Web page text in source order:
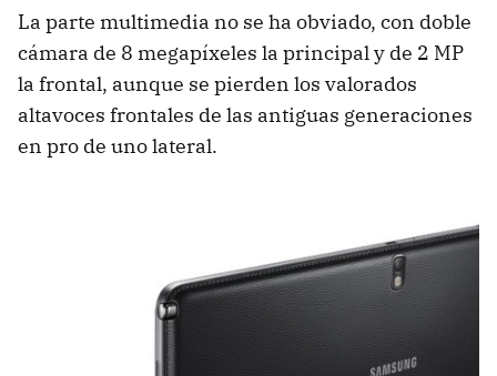
La parte multimedia no se ha obviado, con doble
cámara de 8 megapíxeles la principal y de 2 MP
la frontal, aunque se pierden los valorados
altavoces frontales de las antiguas generaciones
en pro de uno lateral.